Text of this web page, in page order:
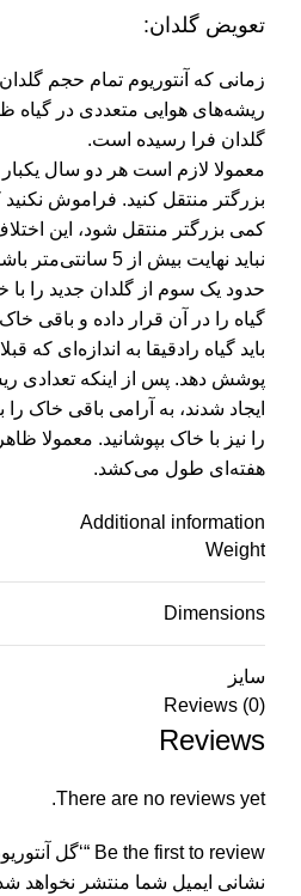
تعویض گلدان:
زمانی که آنتوریوم تمام حجم
ریشه‌های هوایی متعددی در گیاه
گلدان فرا رسیده است.
معمولا لازم است هر دو سال یکبار
بزرگتر منتقل کنید. فراموش نکنید
کمی بزرگتر منتقل شود، این
نباید نهایت بیش از 5 سانتی‌متر باشد.
حدود یک سوم از گلدان جدید را با
گیاه را در آن قرار داده و باقی
باید گیاه رادقیقا به اندازه‌ای که
پوشش دهد. پس از اینکه تعدادی
ایجاد شدند، به آرامی باقی خاک
را نیز با خاک بپوشانید. معمولا
هفته‌ای طول می‌کشد.
Additional information
Weight
Dimensions
سایز
Reviews (0)
Reviews
There are no reviews yet.
Be the first to review “‘گل آنتوریوم هلندی”
نشانی ایمیل شما منتشر نخواهد